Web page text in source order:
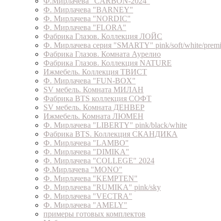
Ф. Мирлачева "BARNEY"
Ф. Мирлачева "NORDIC"
Ф. Мирлачева "FLORA"
Фабрика Глазов. Коллекция ЛОЙС
Ф. Мирлачева серия "SMARTY" pink/soft/white/
Фабрика Глазов. Комната Аурелио
Фабрика Глазов. Коллекция NATURE
Ижмебель. Коллекция ТВИСТ
Ф. Мирлачева "FUN-BOX"
SV мебель. Комната МИЛАН
Фабрика BTS коллекция СОФТ
SV мебель. Комната ДЕНВЕР
Ижмебель. Комната ЛЮМЕН
Ф. Мирлачева "LIBERTY" pink/black/white
Фабрика BTS. Коллекция СКАНДИКА
Ф. Мирлачева "LAMBO"
Ф. Мирлачева "DIMIKA"
Ф. Мирлачева "COLLEGE" 2024
Ф.Мирлачева "MONO"
Ф. Мирлачева "KEMPTEN"
Ф. Мирлачева "RUMIKA" pink/sky
Ф. Мирлачева "VECTRA"
Ф. Мирлачева "AMELY"
примеры готовых комплектов